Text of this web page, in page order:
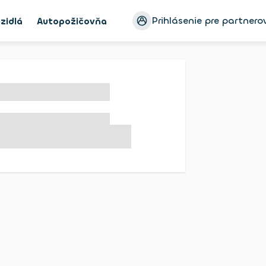
Autopožičovňa Ayvens Bike Blog
Prihlásenie pre